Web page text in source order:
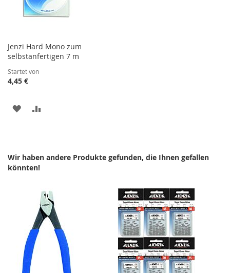
Jenzi Hard Mono zum
selbstanfertigen 7 m
Startet von
4,45 €
ZUR
Wir haben andere Produkte gefunden, die Ihnen gefallen
könnten!